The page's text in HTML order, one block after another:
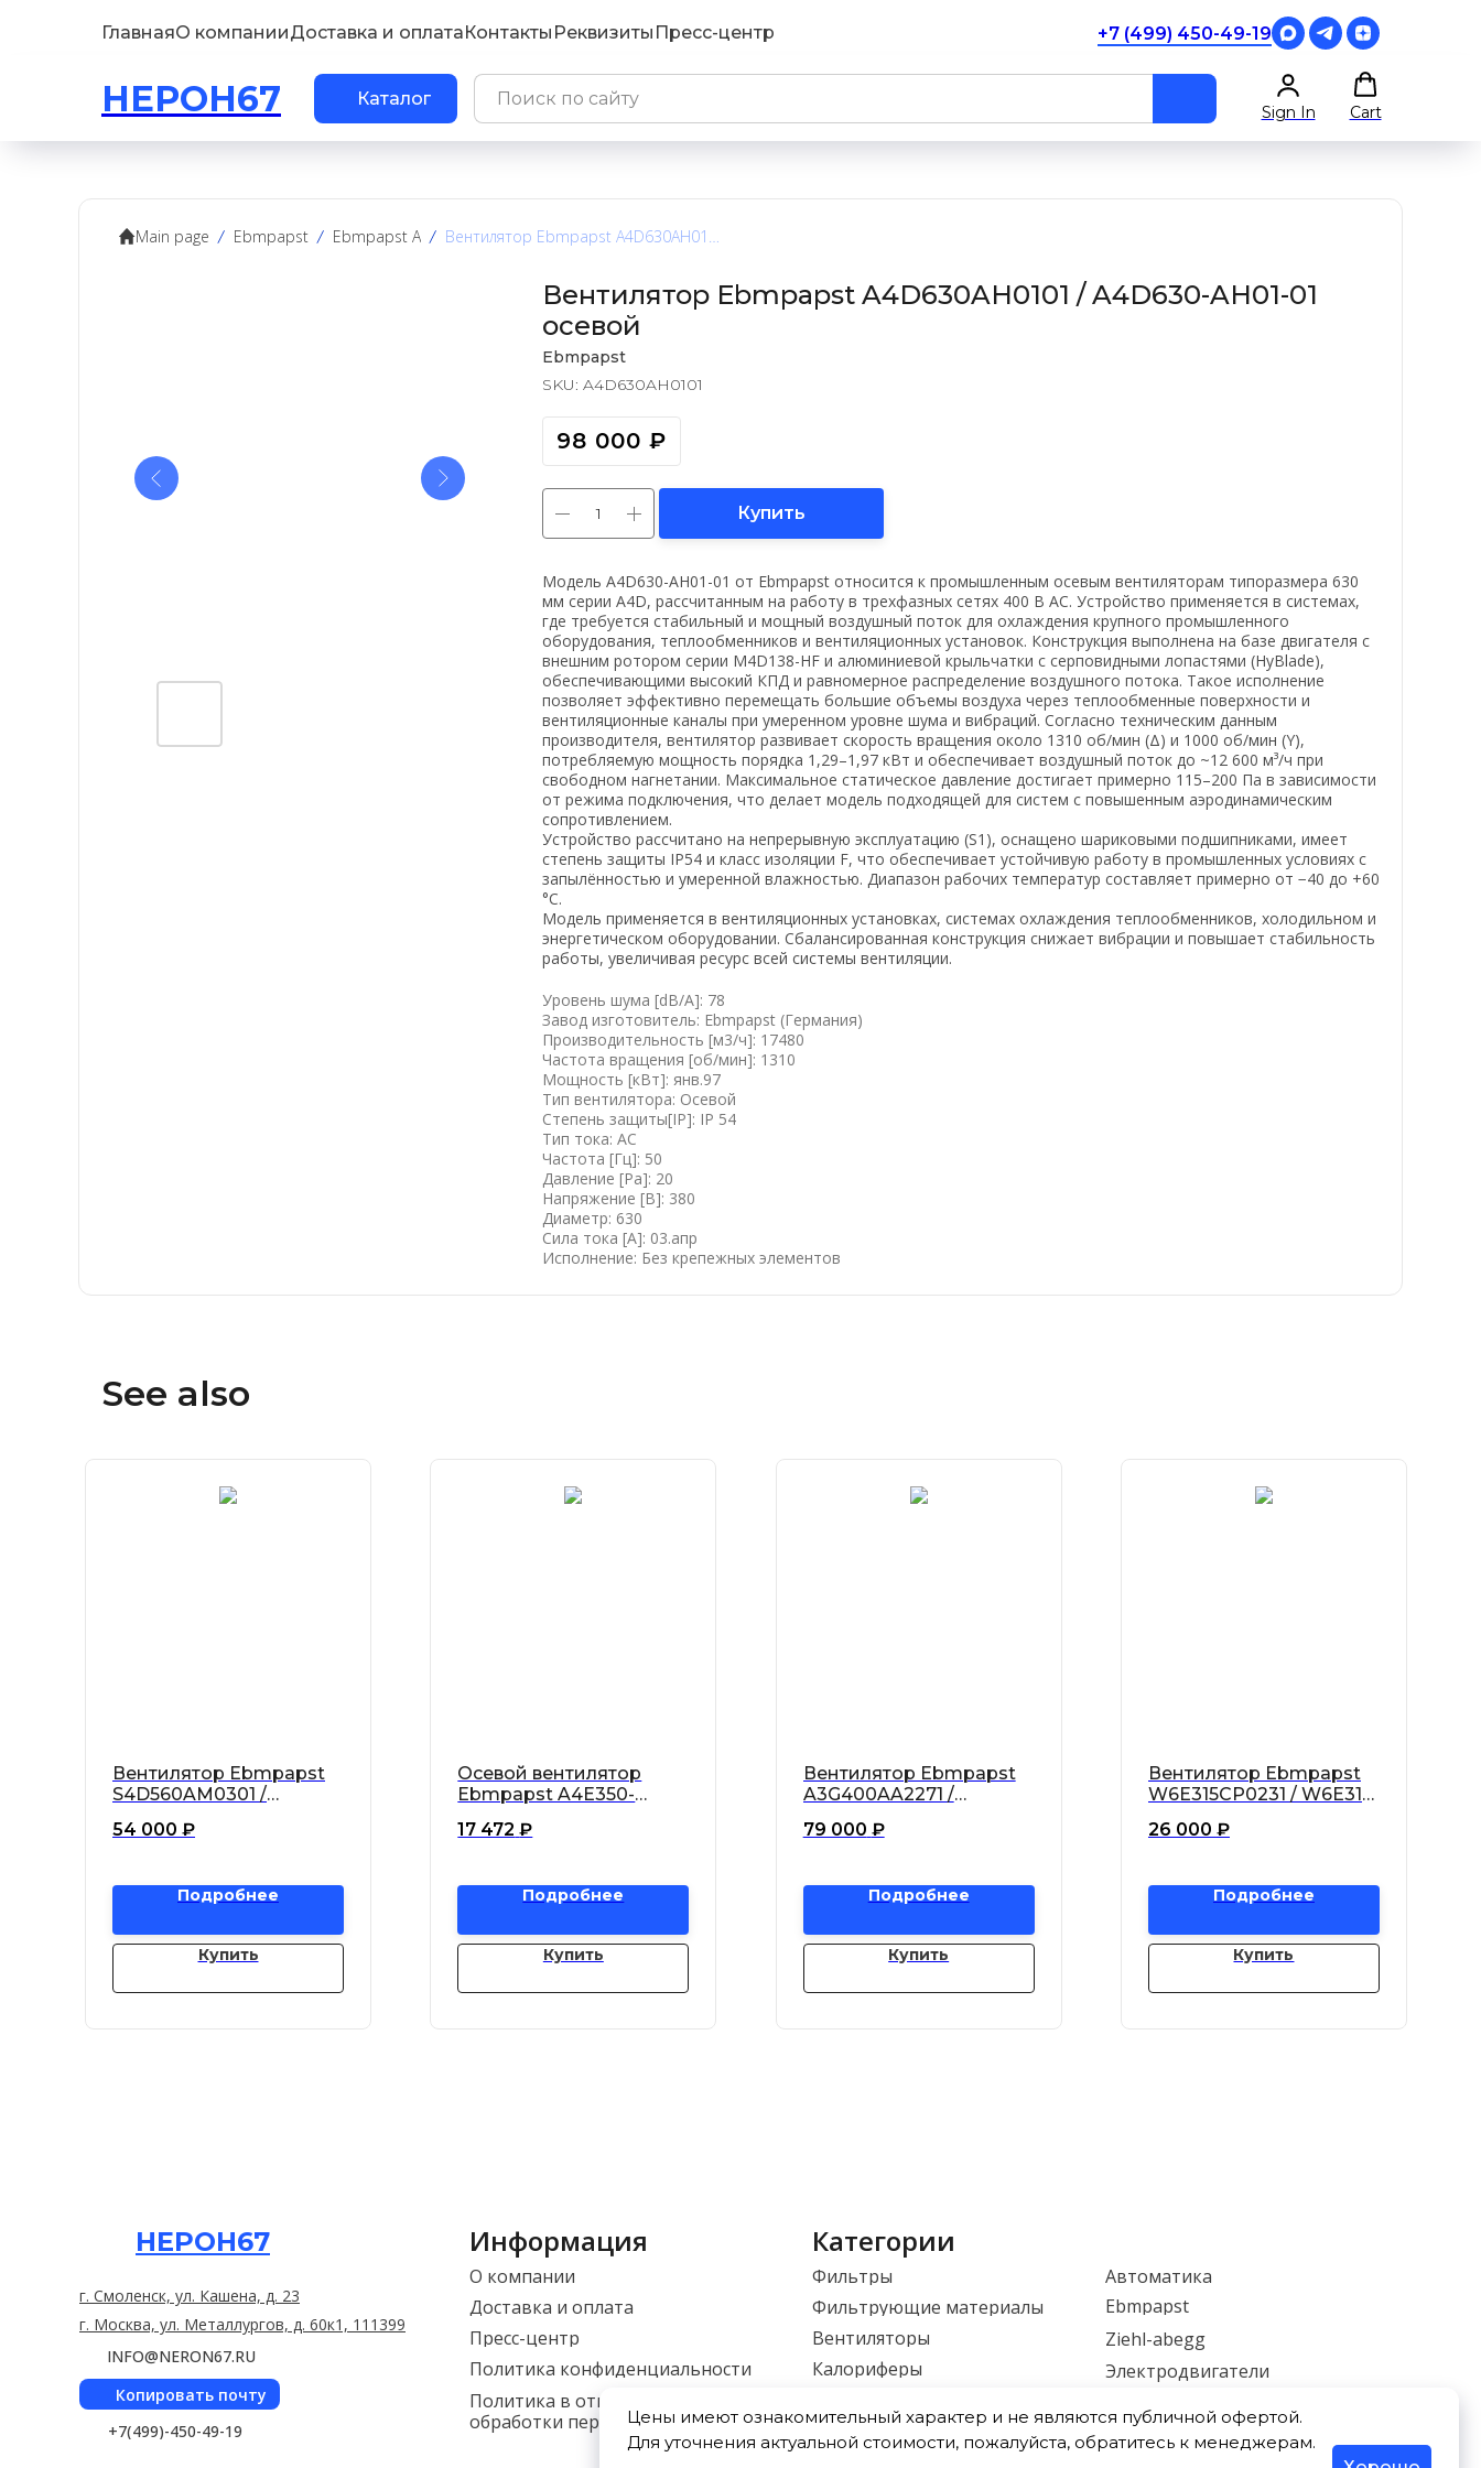
ГлавнаяО компанииДоставка и оплатаКонтакты Реквизиты Пресс-центр +7 (499) 450-49-19
НЕРОН67 Каталог
Sign In Cart
Цены имеют ознакомительный характер и не являются публичной офертой.
Для уточнения актуальной стоимости, пожалуйста, обратитесь к менеджерам.
Main page Ebmpapst Ebmpapst A Вентилятор Ebmpapst A4D630AH0101 / A4D630-AH01-01 осевой
Вентилятор Ebmpapst A4D630AH0101 / A4D630-AH01-01
осевой
Ebmpapst
SKU: A4D630AH0101
98 000 ₽
Купить
Модель A4D630-AH01-01 от Ebmpapst относится к промышленным осевым вентиляторам типоразмера 630
мм серии A4D, рассчитанным на работу в трехфазных сетях 400 В AC. Устройство применяется в системах,
где требуется стабильный и мощный воздушный поток для охлаждения крупного промышленного
оборудования, теплообменников и вентиляционных установок. Конструкция выполнена на базе двигателя с
внешним ротором серии M4D138-HF и алюминиевой крыльчатки с серповидными лопастями (HyBlade),
обеспечивающими высокий КПД и равномерное распределение воздушного потока. Такое исполнение
позволяет эффективно перемещать большие объемы воздуха через теплообменные поверхности и
вентиляционные каналы при умеренном уровне шума и вибраций. Согласно техническим данным
производителя, вентилятор развивает скорость вращения около 1310 об/мин (Δ) и 1000 об/мин (Y),
потребляемую мощность порядка 1,29–1,97 кВт и обеспечивает воздушный поток до ~12 600 м³/ч при
свободном нагнетании. Максимальное статическое давление достигает примерно 115–200 Па в зависимости
от режима подключения, что делает модель подходящей для систем с повышенным аэродинамическим
сопротивлением.
Устройство рассчитано на непрерывную эксплуатацию (S1), оснащено шариковыми подшипниками, имеет
степень защиты IP54 и класс изоляции F, что обеспечивает устойчивую работу в промышленных условиях с
запылённостью и умеренной влажностью. Диапазон рабочих температур составляет примерно от −40 до +60
°C.
Модель применяется в вентиляционных установках, системах охлаждения теплообменников, холодильном и
энергетическом оборудовании. Сбалансированная конструкция снижает вибрации и повышает стабильность
работы, увеличивая ресурс всей системы вентиляции.
Уровень шума [dB/A]: 78
Завод изготовитель: Ebmpapst (Германия)
Производительность [м3/ч]: 17480
Частота вращения [об/мин]: 1310
Мощность [кВт]: янв.97
Тип вентилятора: Осевой
Степень защиты[IP]: IP 54
Тип тока: AC
Частота [Гц]: 50
Давление [Pa]: 20
Напряжение [B]: 380
Диаметр: 630
Сила тока [А]: 03.апр
Исполнение: Без крепежных элементов
See also
Вентилятор Ebmpapst
S4D560AM0301 /
54 000 ₽
Подробнее
Купить
Осевой вентилятор
Ebmpapst A4E350-
17 472 ₽
Подробнее
Купить
Вентилятор Ebmpapst
A3G400AA2271 /
79 000 ₽
Подробнее
Купить
Вентилятор Ebmpapst
W6E315CP0231 / W6E315-
26 000 ₽
Подробнее
Купить
НЕРОН67 Информация Категории
Фильтры
Доставка и оплата
Пресс-центр
О компании
INFO@NERON67.RU
+7(499)-450-49-19
Политика конфиденциальности
Политика в отношении
обработки персональных данных
Фильтрующие материалы
Вентиляторы
Калориферы
Ebmpapst
Фасонные изделия
Автоматика
Ziehl-abegg
Электродвигатели
Насосы
Копировать почту
г. Смоленск, ул. Кашена, д. 23
г. Москва, ул. Металлургов, д. 60к1, 111399